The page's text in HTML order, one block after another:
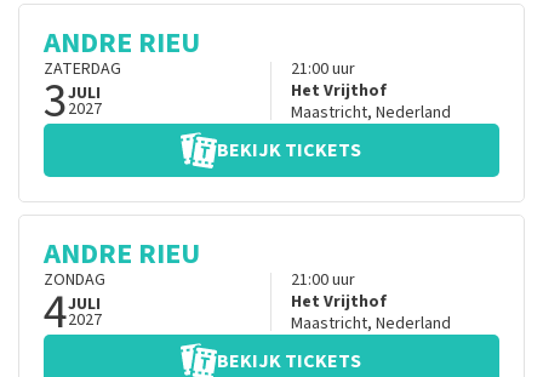
ANDRE RIEU
ZATERDAG
3JULI
2027
21:00uur
Het Vrijthof
Maastricht, Nederland
BEKIJK TICKETS
ANDRE RIEU
ZONDAG
4JULI
2027
21:00uur
Het Vrijthof
Maastricht, Nederland
BEKIJK TICKETS